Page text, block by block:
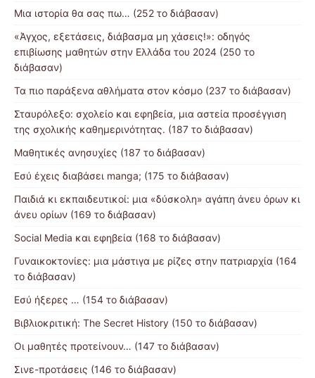
Μια ιστορία θα σας πω… (252 το διάβασαν)
«Άγχος, εξετάσεις, διάβασμα μη χάσεις!»: οδηγός
επιβίωσης μαθητών στην Ελλάδα του 2024 (250 το
διάβασαν)
Τα πιο παράξενα αθλήματα στον κόσμο (237 το διάβασαν)
Σταυρόλεξο: σχολείο και εφηβεία, μια αστεία προσέγγιση
της σχολικής καθημερινότητας. (187 το διάβασαν)
Μαθητικές ανησυχίες (187 το διάβασαν)
Εσύ έχεις διαβάσει manga; (175 το διάβασαν)
Παιδιά κι εκπαιδευτικοί: μια «δύσκολη» αγάπη άνευ όρων κι
άνευ ορίων (169 το διάβασαν)
Social Media και εφηβεία (168 το διάβασαν)
Γυναικοκτονίες: μια μάστιγα με ρίζες στην πατριαρχία (164
το διάβασαν)
Εσύ ήξερες … (154 το διάβασαν)
Βιβλιοκριτική: The Secret History (150 το διάβασαν)
Οι μαθητές προτείνουν… (147 το διάβασαν)
Σινε-προτάσεις (146 το διάβασαν)